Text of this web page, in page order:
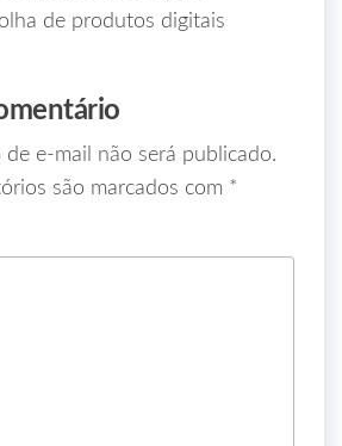
de produtos digitais
de e-mail não será publicado.
são marcados com *